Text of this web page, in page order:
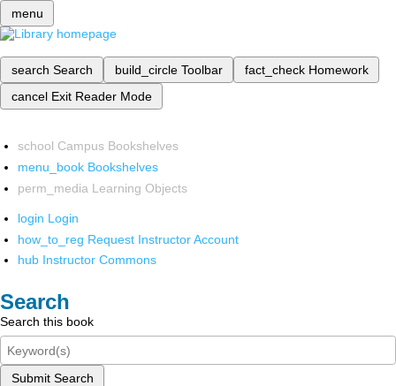
menu
search Search build_circle Toolbar fact_check Homework
cancel Exit Reader Mode
school Campus Bookshelves
menu_book Bookshelves
perm_media Learning Objects
login Login
how_to_reg Request Instructor Account
hub Instructor Commons
Search
Search this book
Submit Search